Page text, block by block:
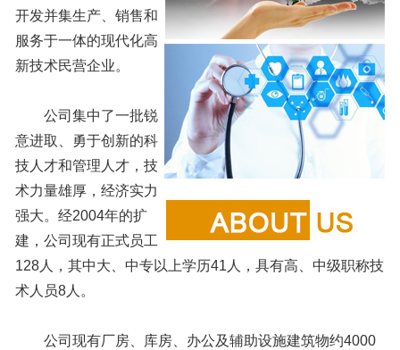
开发并集生产、销售和
服务于一体的现代化高
新技术民营企业。
公司集中了一批锐
意进取、勇于创新的科
技人才和管理人才，技
术力量雄厚，经济实力
强大。经2004年的扩
建，公司现有正式员工
128人，其中大、中专以上学历41人，具有高、中级职称技
术人员8人。
公司现有厂房、库房、办公及辅助设施建筑物约4000